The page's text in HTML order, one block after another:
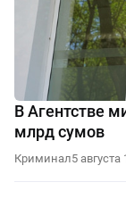
В Агентстве
млрд сумов
Криминал5 августа